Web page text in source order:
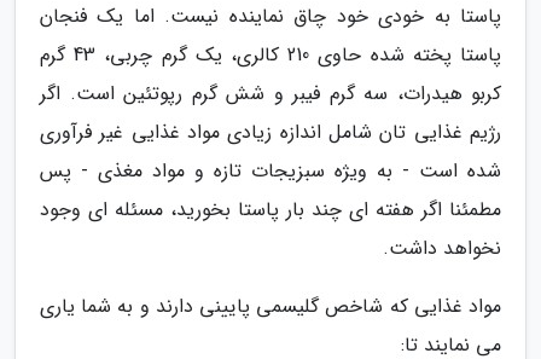
پاستا به خودی خود چاق نماینده نیست. اما یک فنجان
پاستا پخته شده حاوی 210 کالری، یک گرم چربی، 43 گرم
کربو هیدرات، سه گرم فیبر و شش گرم رپوتئین است. اگر
رژیم غذایی تان شامل اندازه زیادی مواد غذایی غیر فرآوری
شده است - به ویژه سبزیجات تازه و مواد مغذی - پس
مطمئنا اگر هفته ای چند بار پاستا بخورید، مسئله ای وجود
نخواهد داشت.
مواد غذایی که شاخص گلیسمی پایینی دارند و به شما یاری
می نمایند تا: